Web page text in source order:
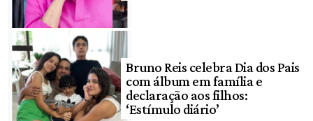
Bruno Reis celebra Dia dos Pais
com álbum em família e
declaração aos filhos:
‘Estímulo diário’